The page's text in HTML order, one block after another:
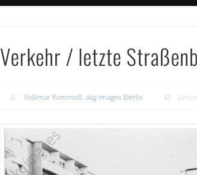
Verkehr / letzte
Volkmar Kommoß, akg-images Berlin